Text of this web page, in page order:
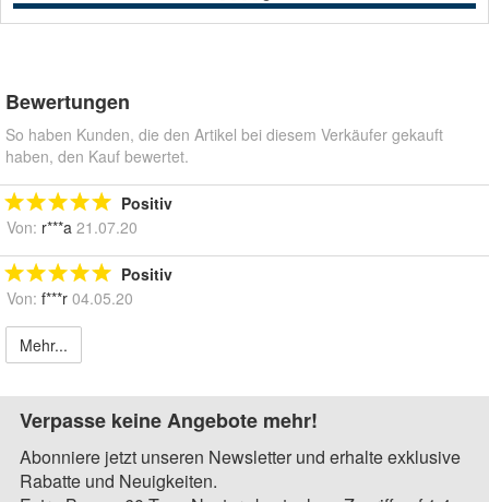
Bewertungen
So haben Kunden, die den Artikel bei diesem Verkäufer gekauft
haben, den Kauf bewertet.
Positiv
Von: r***a 21.07.20
Positiv
Von: f***r 04.05.20
Mehr...
Verpasse keine Angebote mehr!
Abonniere jetzt unseren Newsletter und erhalte exklusive
Rabatte und Neuigkeiten.